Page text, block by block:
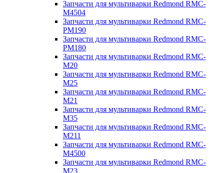
Запчасти для мультиварки Redmond RMC-
M4504
Запчасти для мультиварки Redmond RMC-
PM190
Запчасти для мультиварки Redmond RMC-
PM180
Запчасти для мультиварки Redmond RMC-
M20
Запчасти для мультиварки Redmond RMC-
M25
Запчасти для мультиварки Redmond RMC-
M21
Запчасти для мультиварки Redmond RMC-
M35
Запчасти для мультиварки Redmond RMC-
M211
Запчасти для мультиварки Redmond RMC-
M4500
Запчасти для мультиварки Redmond RMC-
M23